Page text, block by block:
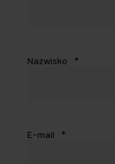
Nazwisko *
E-mail *